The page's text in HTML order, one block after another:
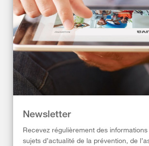
Newsletter
Recevez régulièrement des
sujets d’actualité de la prévention, de